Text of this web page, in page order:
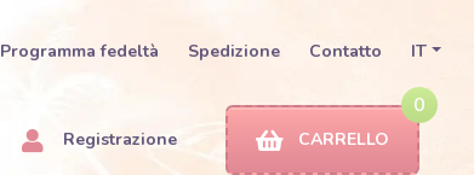
Programma fedeltà Spedizione Contatto IT
Registrazione
0
CARRELLO